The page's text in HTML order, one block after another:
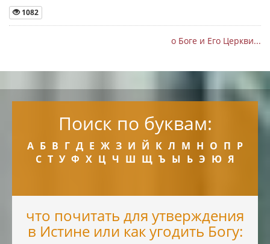
1082
о Боге и Его Церкви...
Поиск по буквам:
А Б В Г Д Е Ж З И Й К Л М Н О П Р
С Т У Ф Х Ц Ч Ш Щ Ъ Ы Ь Э Ю Я
что почитать для утверждения
в Истине или как угодить Богу: